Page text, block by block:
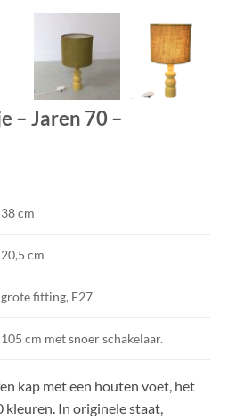
– Jaren 70 –
38 cm
20,5 cm
grote fitting, E27
105 cm met snoer schakelaar.
kap met een houten voet, het
In originele staat,